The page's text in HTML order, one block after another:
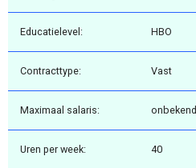
Educatielevel: HBO
Contracttype: Vast
Maximaal salaris: onbekend
Uren per week: 40